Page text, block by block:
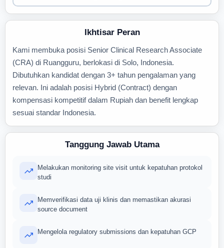
Ikhtisar Peran
Kami membuka posisi Senior Clinical Research Associate
(CRA) di Ruangguru, berlokasi di Solo, Indonesia.
Dibutuhkan kandidat dengan 3+ tahun pengalaman yang
relevan. Ini adalah posisi Hybrid (Contract) dengan
kompensasi kompetitif dalam Rupiah dan benefit lengkap
sesuai standar Indonesia.
Tanggung Jawab Utama
Melakukan monitoring site visit untuk kepatuhan protokol
studi
Memverifikasi data uji klinis dan memastikan akurasi
source document
Mengelola regulatory submissions dan kepatuhan GCP